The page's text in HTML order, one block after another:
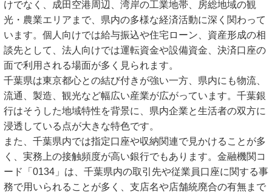
けでなく、成田空港周辺、湾岸の工業地帯、房総地域の観
光・農業エリアまで、県内の多様な経済活動に深く関わって
います。個人向けでは給与振込や住宅ローン、資産形成の相
談先として、法人向けでは運転資金や設備資金、決済口座の
面で利用される場面が多く見られます。
千葉県は東京都心との結び付きが強い一方、県内にも物流、
流通、製造、観光など幅広い産業が広がっています。千葉銀
行はそうした地域特性を背景に、県内企業と生活者の双方に
浸透している点が大きな特色です。
また、千葉県内では指定口座や収納関連で見かけることが多
く、実務上の接触頻度が高い銀行でもあります。金融機関コ
ード「0134」は、千葉県内の取引先や従業員口座に関する事
務で用いられることが多く、支店名や店舗統廃合の有無まで